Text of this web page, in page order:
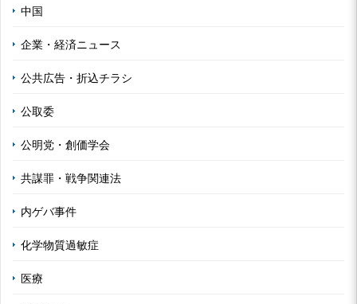
中国
企業・経済ニュース
公共広告・折込チラシ
公取委
公明党・創価学会
共謀罪・戦争関連法
内ゲバ事件
化学物質過敏症
医療